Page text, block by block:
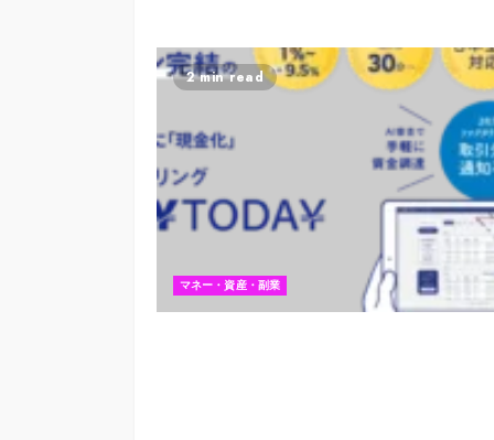
2 min read
マネー・資産・副業